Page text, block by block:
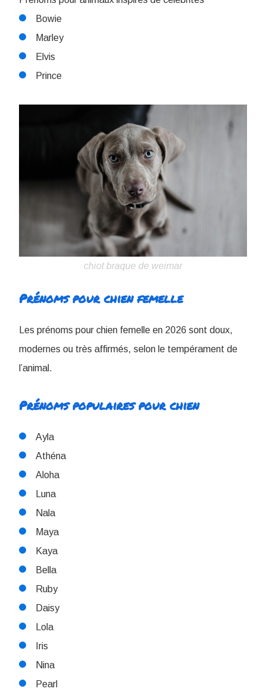
Bowie
Marley
Elvis
Prince
chiot braque de weimar
Prénoms pour chien femelle
Les prénoms pour chien femelle en 2026 sont doux,
modernes ou très affirmés, selon le tempérament de
l’animal.
Prénoms populaires pour chien
Ayla
Athéna
Aloha
Luna
Nala
Maya
Kaya
Bella
Ruby
Daisy
Lola
Iris
Nina
Pearl